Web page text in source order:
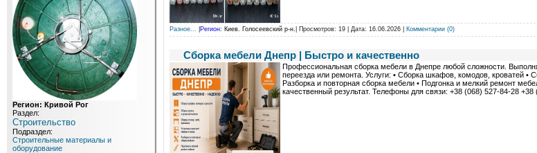
Регион: Кривой Рог
Раздел:
Строительство
Подраздел:
Строительные материалы и
оборудование
Разное... Регион: Киев. Голосеевский р-н. | Просмотров: 19 | Дата: 16.06.2026 Комментарии (0)
Сборка мебели Днепр | Быстро и качественно
Профессиональная сборка мебели в Днепре любой сложности.
переезда или ремонта. Услуги: • Сборка шкафов, комодов, кроватей •
Разборка и повторная сборка мебели • Подгонка и мелкий ремонт
качественный результат. Телефоны для связи: +38 (068) 527-84-28